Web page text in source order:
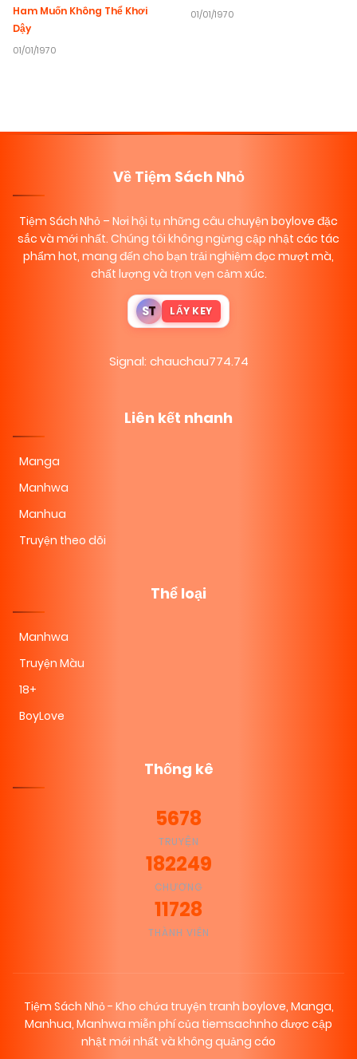
Ham Muốn Không Thể Khơi
Dậy
01/01/1970
01/01/1970
Về Tiệm Sách Nhỏ
Tiệm Sách Nhỏ – Nơi hội tụ những câu chuyện boylove đặc
sắc và mới nhất. Chúng tôi không ngừng cập nhật các tác
phẩm hot, mang đến cho bạn trải nghiệm đọc mượt mà,
chất lượng và trọn vẹn cảm xúc.
ST LẤY KEY
Signal: chauchau774.74
Liên kết nhanh
Manga
Manhwa
Manhua
Truyện theo dõi
Thể loại
Manhwa
Truyện Màu
18+
BoyLove
Thống kê
5678
TRUYỆN
182249
CHƯƠNG
11728
THÀNH VIÊN
Tiệm Sách Nhỏ - Kho chứa truyện tranh boylove, Manga,
Manhua, Manhwa miễn phí của tiemsachnho được cập
nhật mới nhất và không quảng cáo